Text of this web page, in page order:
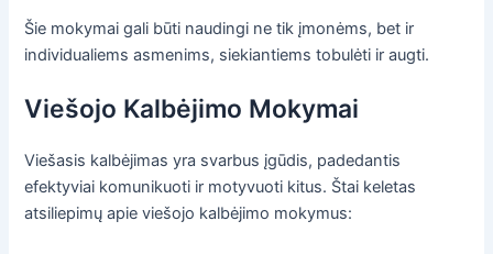
Šie mokymai gali būti naudingi ne tik įmonėms, bet ir
individualiems asmenims, siekiantiems tobulėti ir augti.
Viešojo Kalbėjimo Mokymai
Viešasis kalbėjimas yra svarbus įgūdis, padedantis
efektyviai komunikuoti ir motyvuoti kitus. Štai keletas
atsiliepimų apie viešojo kalbėjimo mokymus: